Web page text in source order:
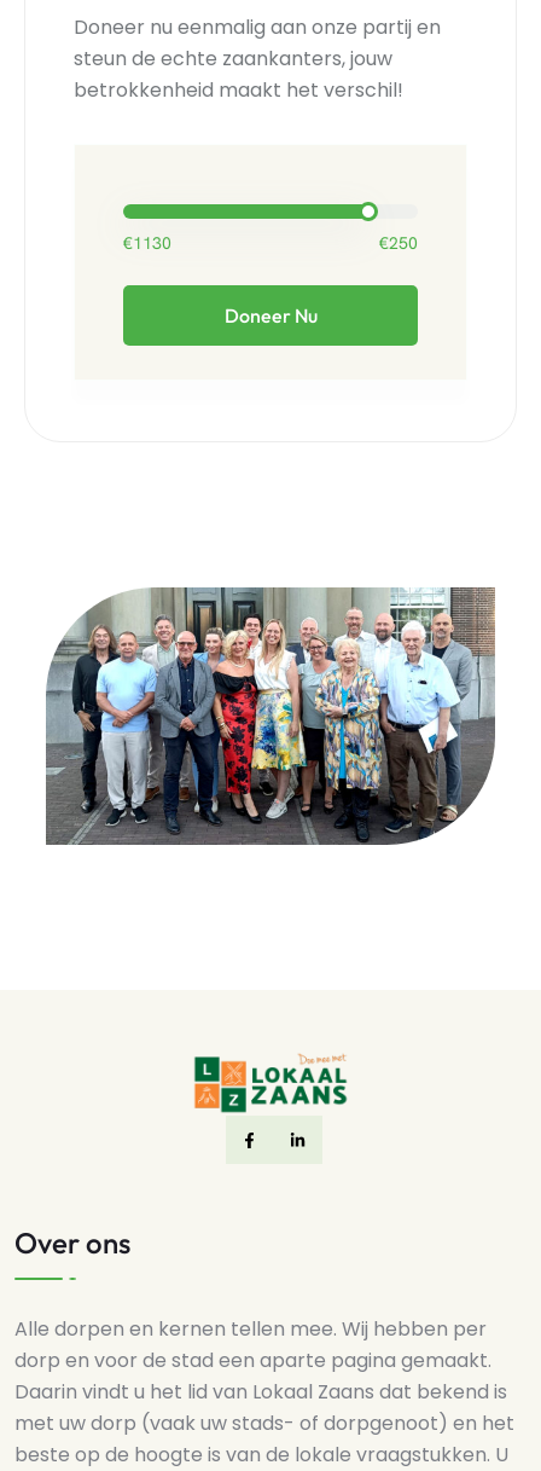
Doneer nu eenmalig aan onze partij en
steun de echte zaankanters, jouw
betrokkenheid maakt het verschil!
€250
€1130
Doneer Nu
Over ons
Alle dorpen en kernen tellen mee. Wij hebben per
dorp en voor de stad een aparte pagina gemaakt.
Daarin vindt u het lid van Lokaal Zaans dat bekend is
met uw dorp (vaak uw stads- of dorpgenoot) en het
beste op de hoogte is van de lokale vraagstukken. U